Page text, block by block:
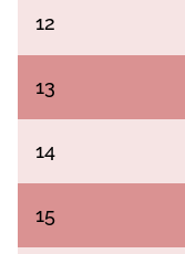
12
13
14
15